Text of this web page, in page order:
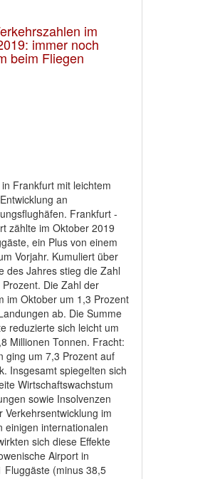
im
immer noch
beim Fliegen
Frankfurt mit leichtem
an
Frankfurt -
zählte im Oktober 2019
ein Plus von einem
Vorjahr. Kumuliert über
des Jahres stieg die Zahl
Die Zahl der
im Oktober um 1,3 Prozent
ab. Die Summe
reduzierte sich leicht um
Millionen Tonnen. Fracht:
ging um 7,3 Prozent auf
Insgesamt spiegelten sich
Wirtschaftswachstum
sowie Insolvenzen
Verkehrsentwicklung im
einigen internationalen
sich diese Effekte
Airport in
Fluggäste (minus 38,5